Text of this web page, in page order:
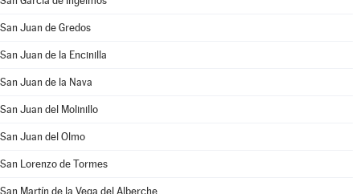
San Juan de Gredos
San Juan de la Encinilla
San Juan de la Nava
San Juan del Molinillo
San Juan del Olmo
San Lorenzo de Tormes
San Martín de la Vega del Alberche